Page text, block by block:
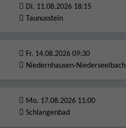
Di. 11.08.2026 18:15
Taunusstein
Fr. 14.08.2026 09:30
Niedernhausen-Niederseelbach
Mo. 17.08.2026 11:00
Schlangenbad